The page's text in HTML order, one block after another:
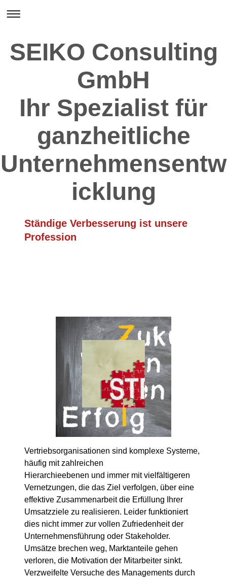
SEIKO Consulting
GmbH
Ihr Spezialist für
ganzheitliche
Unternehmensentw
icklung
Ständige Verbesserung ist unsere
Profession
Vertriebsorganisationen sind komplexe Systeme,
häufig mit zahlreichen
Hierarchieebenen und immer mit vielfältigeren
Vernetzungen, die das Ziel verfolgen, über eine
effektive Zusammenarbeit die Erfüllung Ihrer
Umsatzziele zu realisieren. Leider funktioniert
dies nicht immer zur vollen Zufriedenheit der
Unternehmensführung oder Stakeholder.
Umsätze brechen weg, Marktanteile gehen
verloren, die Motivation der Mitarbeiter sinkt.
Verzweifelte Versuche des Managements durch